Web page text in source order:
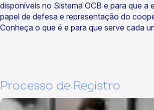
disponíveis no Sistema OCB e para que a
papel de defesa e representação do
Conheça o que é e para que serve cada
Processo de Registro